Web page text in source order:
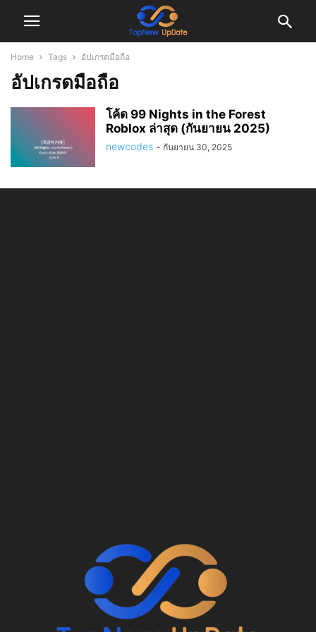
Home Tags อัปเกรดมือถือ
อัปเกรดมือถือ
โค้ด 99 Nights in the Forest
Roblox ล่าสุด (กันยายน 2025)
newcodes - กันยายน 30, 2025